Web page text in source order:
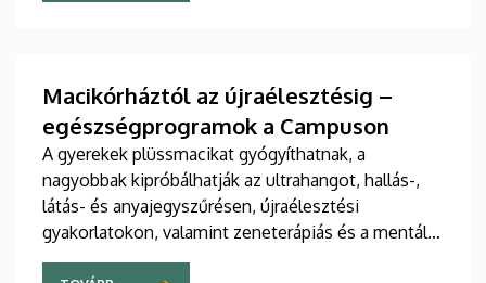
jelent meg tanulmány a világ egyik legrangosabb
szerzője a Debreceni Egyetem egyetemi tanára.
Macikórháztól az újraélesztésig –
egészségprogramok a Campuson
A gyerekek plüssmacikat gyógyíthatnak, a
nagyobbak kipróbálhatják az ultrahangot, hallás-,
látás- és anyajegyszűrésen, újraélesztési
gyakorlatokon, valamint zeneterápiás és a mentális
egészséget támogató prevenciós foglalkozásokon